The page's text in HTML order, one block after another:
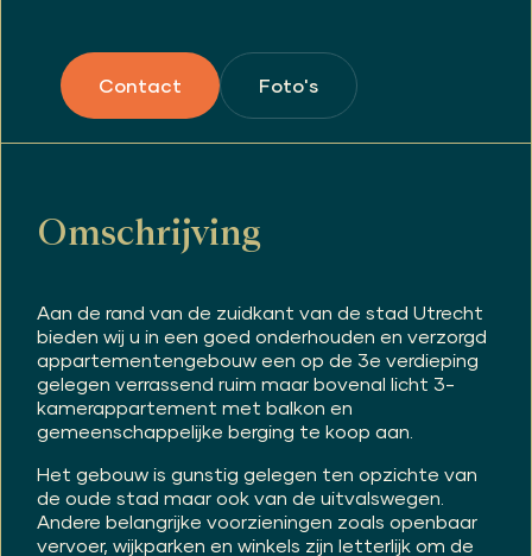
Contact Foto's
Omschrijving
Aan de rand van de zuidkant van de stad Utrecht
bieden wij u in een goed onderhouden en verzorgd
appartementengebouw een op de 3e verdieping
gelegen verrassend ruim maar bovenal licht 3-
kamerappartement met balkon en
gemeenschappelijke berging te koop aan.
Het gebouw is gunstig gelegen ten opzichte van
de oude stad maar ook van de uitvalswegen.
Andere belangrijke voorzieningen zoals openbaar
vervoer, wijkparken en winkels zijn letterlijk om de